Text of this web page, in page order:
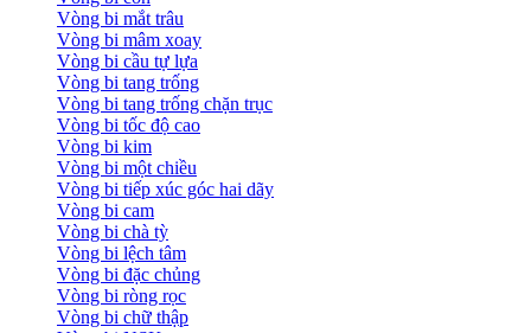
Vòng bi mắt trâu
Vòng bi mâm xoay
Vòng bi cầu tự lựa
Vòng bi tang trống
Vòng bi tang trống chặn trục
Vòng bi tốc độ cao
Vòng bi kim
Vòng bi một chiều
Vòng bi tiếp xúc góc hai dãy
Vòng bi cam
Vòng bi chà tỳ
Vòng bi lệch tâm
Vòng bi đặc chủng
Vòng bi ròng rọc
Vòng bi chữ thập